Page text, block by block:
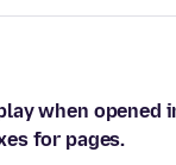
when opened
for pages.